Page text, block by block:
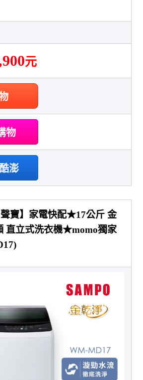
元
物
澎
聲寶】家電快配★17公斤 金
直立式洗衣機★momo獨家